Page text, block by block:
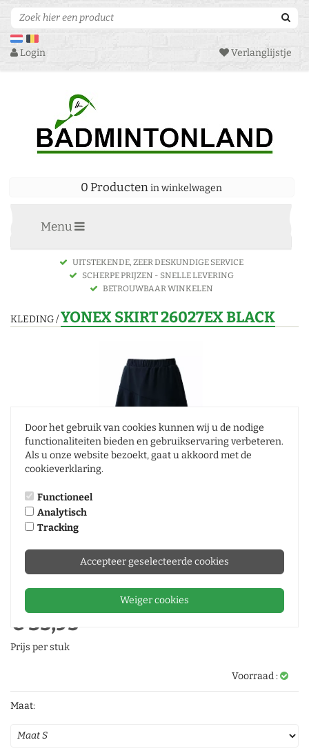
Login Verlanglijstje
0 Producten in winkelwagen
Menu
UITSTEKENDE, ZEER DESKUNDIGE SERVICE
SCHERPE PRIJZEN - SNELLE LEVERING
BETROUWBAAR WINKELEN
KLEDING/YONEX SKIRT 26027EX BLACK
YONEX SKIRT 26027EX BLACK
0Review |
skirt. Bijna de hele onderste helft van de rok is zeer ademend.
Artikelnummer
9135106
Standaard levertijd
2 - 4 Dagen
€ 35,95
Prijs per stuk
Voorraad :
Maat:
Door het gebruik van cookies kunnen wij u de nodige
functionaliteiten bieden en gebruikservaring verbeteren.
Als u onze website bezoekt, gaat u akkoord met de
cookieverklaring.
Functioneel
Analytisch
Tracking
Accepteer geselecteerde cookies
Weiger cookies